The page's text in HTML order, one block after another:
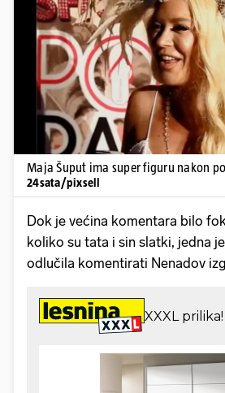
Pokretanje videa...
Maja Šuput ima super figuru nakon
24sata/pixsell
Dok je većina komentara bilo
koliko su tata i sin slatki, jedna
odlučila komentirati Nenadov